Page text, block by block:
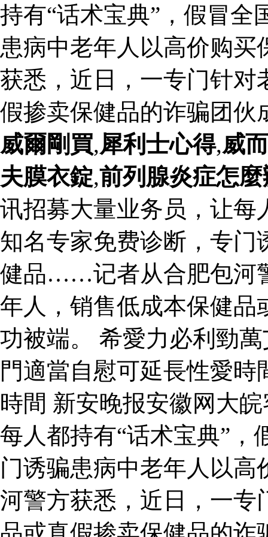
持有“话术宝典”，假冒全
患病中老年人以高价购
获悉，近日，一专门针对
假掺卖保健品的诈骗团
威爾剛買,犀利士心得,威
夫膜衣錠,前列腺炎症怎麼
讯招募大量业务员，让每
知名专家免费诊断，专门
健品……记者从合肥包河
年人，销售低成本保健品
功被端。 希愛力必利勁
門適當自慰可延長性愛
時間 新安晚报安徽网大
每人都持有“话术宝典”，
门诱骗患病中老年人以
河警方获悉，近日，一专